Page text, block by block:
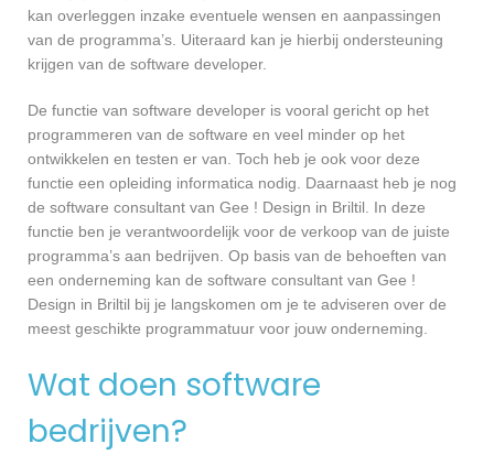
kan overleggen inzake eventuele wensen en aanpassingen
van de programma’s. Uiteraard kan je hierbij ondersteuning
krijgen van de software developer.
De functie van software developer is vooral gericht op het
programmeren van de software en veel minder op het
ontwikkelen en testen er van. Toch heb je ook voor deze
functie een opleiding informatica nodig. Daarnaast heb je nog
de software consultant van Gee ! Design in Briltil. In deze
functie ben je verantwoordelijk voor de verkoop van de juiste
programma’s aan bedrijven. Op basis van de behoeften van
een onderneming kan de software consultant van Gee !
Design in Briltil bij je langskomen om je te adviseren over de
meest geschikte programmatuur voor jouw onderneming.
Wat doen software
bedrijven?